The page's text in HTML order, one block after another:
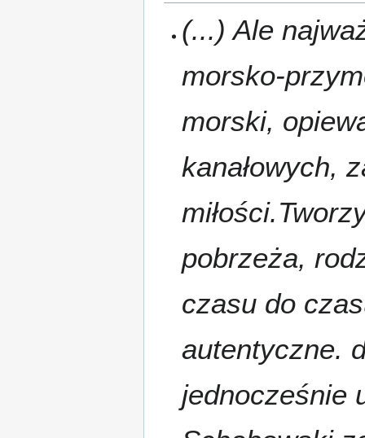
(...) Ale
morsko-
morski,
kanałowych,
pobrzeża,
czasu do
autentyczne.
jednocześnie